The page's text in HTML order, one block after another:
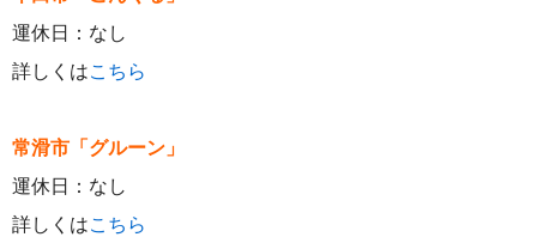
運休日：なし
詳しくはこちら
常滑市「グルーン」
運休日：なし
詳しくはこちら